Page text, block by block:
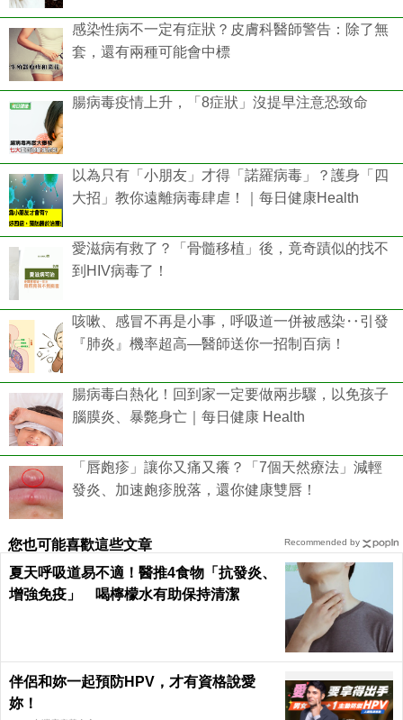
感染性病不一定有症狀？皮膚科醫師警告：除了無
套，還有兩種可能會中標
腸病毒疫情上升，「8症狀」沒提早注意恐致命
以為只有「小朋友」才得「諾羅病毒」？護身「四
大招」教你遠離病毒肆虐！｜每日健康Health
愛滋病有救了？「骨髓移植」後，竟奇蹟似的找不
到HIV病毒了！
咳嗽、感冒不再是小事，呼吸道一併被感染‥引發
『肺炎』機率超高—醫師送你一招制百病！
腸病毒白熱化！回到家一定要做兩步驟，以免孩子
腦膜炎、暴斃身亡｜每日健康 Health
「唇皰疹」讓你又痛又癢？「7個天然療法」減輕
發炎、加速皰疹脫落，還你健康雙唇！
您也可能喜歡這些文章
夏天呼吸道易不適！醫推4食物「抗發炎、
增強免疫」 喝檸檬水有助保持清潔
伴侶和妳一起預防HPV，才有資格說愛
妳！
Recommended by